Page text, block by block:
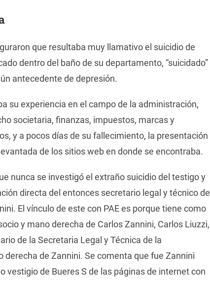
que resultaba muy llamativo el suicidio de
dentro del baño de su departamento, “suicidado”
antecedente de depresión.
su experiencia en el campo de la administración,
societaria, finanzas, impuestos, marcas y
y a pocos días de su fallecimiento, la presentación
de los sitios web en donde se encontraba.
nunca se investigó el extraño suicidio del testigo y
directa del entonces secretario legal y técnico de
El vínculo de este con PAE es porque tiene como
y mano derecha de Carlos Zannini, Carlos Liuzzi,
de la Secretaria Legal y Técnica de la
derecha de Zannini. Se comenta que fue Zannini
vestigio de Bueres S de las páginas de internet con